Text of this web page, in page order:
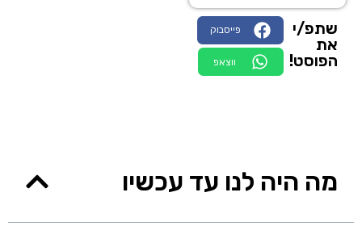
שתפ/י
את
הפוסט!
פייסבוק
ווצאפ
מה היה לנו עד עכשיו